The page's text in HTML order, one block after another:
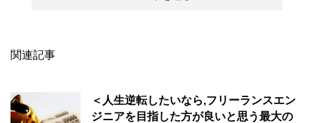
関連記事
＜人生逆転したいなら,フリーランスエン
ジニアを目指した方が良いと思う最大の